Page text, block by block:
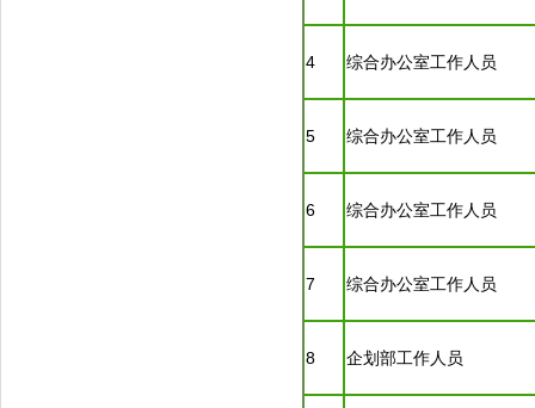
4 综合办公室工作人员
5 综合办公室工作人员
6 综合办公室工作人员
7 综合办公室工作人员
8 企划部工作人员